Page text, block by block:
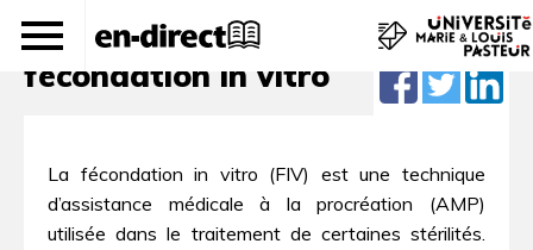
Microsystème pour la
fécondation in vitro
La fécondation in vitro (FIV) est une technique
d’assistance médicale à la procréation (AMP)
utilisée dans le traitement de certaines stérilités.